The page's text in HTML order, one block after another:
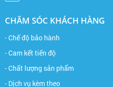
CHĂM SÓC KHÁCH HÀNG
- Chế độ bảo hành
- Cam kết tiến độ
- Chất lượng sản phẩm
- Dịch vụ kèm theo